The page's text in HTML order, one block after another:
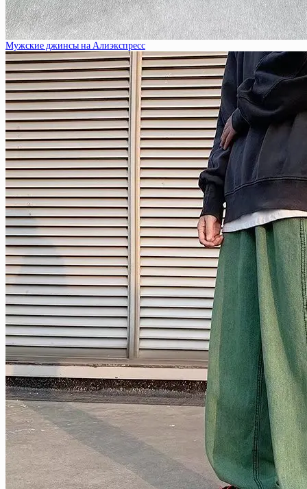
Мужские джинсы на Алиэкспресс